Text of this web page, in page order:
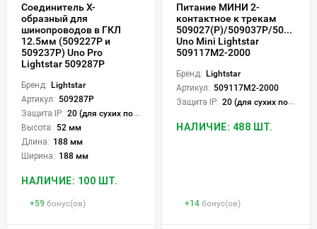
Соединитель Х-
образный для
шинопроводов в ГКЛ
12.5мм (509227P и
509237P) Uno Pro
Lightstar 509287P
Бренд: Lightstar
Артикул: 509287P
Защита IP: 20 (для сухих пом.)
Высота: 52 мм
Длина: 188 мм
Ширина: 188 мм
НАЛИЧИЕ: 100 ШТ.
+59 бонус(ов)
Питание МИНИ 2-
контактное к трекам
509027(P)/509037P/
Uno Mini Lightstar
509117M2-2000
Бренд: Lightstar
Артикул: 509117M2-2000
Защита IP: 20 (для сухих пом.)
НАЛИЧИЕ: 488 ШТ.
+14 бонус(ов)